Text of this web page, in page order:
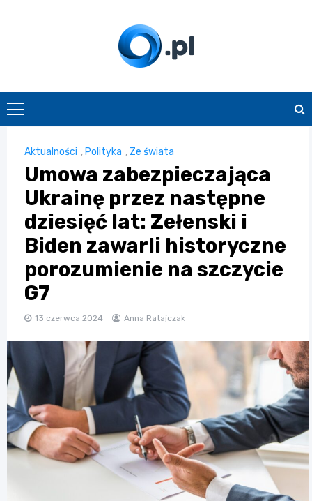
O.pl
Aktualności , Polityka , Ze świata
Umowa zabezpieczająca
Ukrainę przez następne
dziesięć lat: Zełenski i
Biden zawarli historyczne
porozumienie na szczycie
G7
13 czerwca 2024 Anna Ratajczak